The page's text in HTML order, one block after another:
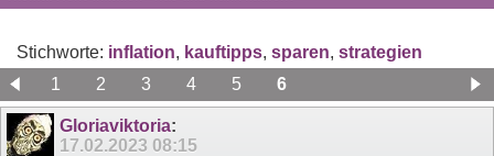
Stichworte: inflation, kauftipps, sparen, strategien
1
2 3 4 5 6
Gloriaviktoria:
17.02.2023 08:15